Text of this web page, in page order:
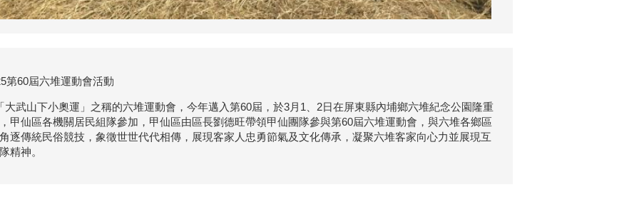
第60屆六堆運動會活動
大武山下小奧運」之稱的六堆運動會，今年邁入第60屆，於3月1、2日在屏東縣內埔鄉六堆紀念公園隆重
甲仙區各機關居民組隊參加，甲仙區由區長劉德旺帶領甲仙團隊參與第60屆六堆運動會，與六堆各鄉區
逐傳統民俗競技，象徵世世代代相傳，展現客家人忠勇節氣及文化傳承，凝聚六堆客家向心力並展現互
精神。